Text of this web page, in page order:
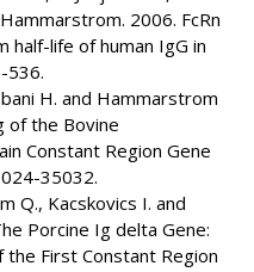
2006. FcRn
half-life of human IgG in
536.
H. and Hammarstrom
of the Bovine
Constant Region Gene
35032.
Q., Kacskovics I. and
Porcine Ig delta Gene:
the First Constant Region